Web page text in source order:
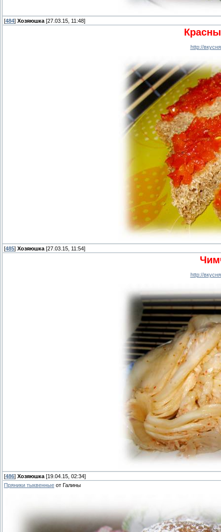
[484] Хозяюшка [27.03.15, 11:48]
http://
[485] Хозяюшка [27.03.15, 11:54]
http://
[486] Хозяюшка [19.04.15, 02:34]
Пряники тыквенные от Галины